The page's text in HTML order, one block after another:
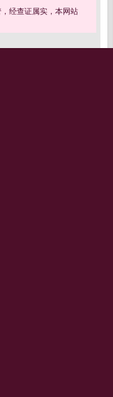
经查证属实，本网站